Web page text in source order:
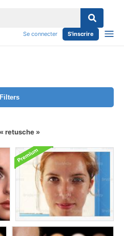
Se connecter S'inscrire
Filters
retusche